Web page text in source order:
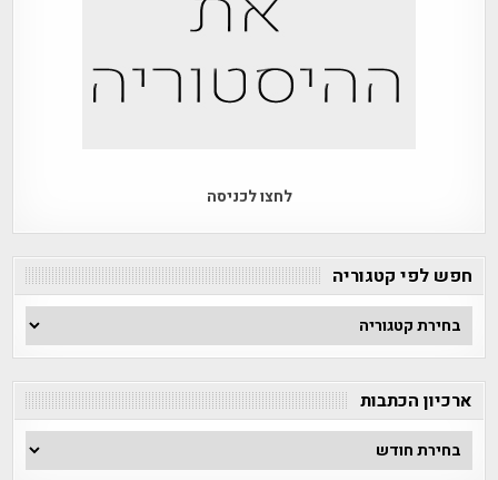
לחצו לכניסה
חפש לפי קטגוריה
חפש
לפי
ארכיון הכתבות
ארכיון
הכתבות